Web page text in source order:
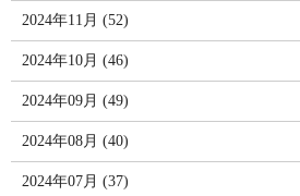
2024年11月 (52)
2024年10月 (46)
2024年09月 (49)
2024年08月 (40)
2024年07月 (37)